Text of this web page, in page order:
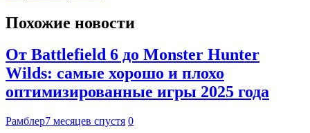
Похожие новости
От Battlefield 6 до Monster Hunter
Wilds: самые хорошо и плохо
оптимизированные игры 2025 года
Рамблер7 месяцев спустя 0